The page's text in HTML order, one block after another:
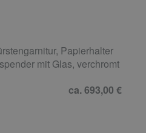
Papierhalter
mit Glas, verchromt
ca. 693,00 €